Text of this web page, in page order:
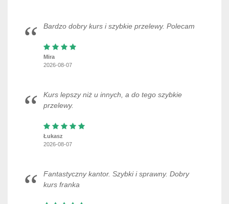
Bardzo dobry kurs i szybkie przelewy. Polecam
Mira
2026-08-07
Kurs lepszy niż u innych, a do tego szybkie
przelewy.
Łukasz
2026-08-07
Fantastyczny kantor. Szybki i sprawny. Dobry
kurs franka